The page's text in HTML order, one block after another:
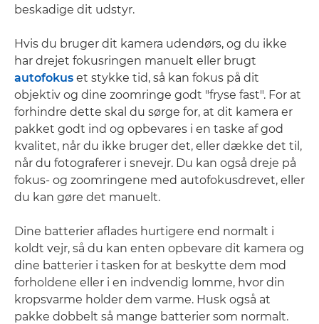
beskadige dit udstyr.
Hvis du bruger dit kamera udendørs, og du ikke
har drejet fokusringen manuelt eller brugt
autofokus et stykke tid, så kan fokus på dit
objektiv og dine zoomringe godt "fryse fast". For at
forhindre dette skal du sørge for, at dit kamera er
pakket godt ind og opbevares i en taske af god
kvalitet, når du ikke bruger det, eller dække det til,
når du fotograferer i snevejr. Du kan også dreje på
fokus- og zoomringene med autofokusdrevet, eller
du kan gøre det manuelt.
Dine batterier aflades hurtigere end normalt i
koldt vejr, så du kan enten opbevare dit kamera og
dine batterier i tasken for at beskytte dem mod
forholdene eller i en indvendig lomme, hvor din
kropsvarme holder dem varme. Husk også at
pakke dobbelt så mange batterier som normalt.